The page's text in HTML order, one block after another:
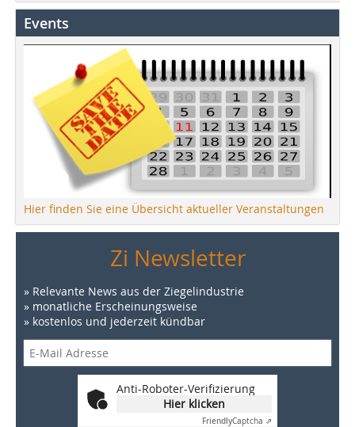
Events
Hier finden Sie eine Übersicht aktueller Veranstaltungen
Zi Newsletter
» Relevante News aus der Ziegelindustrie
» monatliche Erscheinungsweise
» kostenlos und jederzeit kündbar
Anti-Roboter-Verifizierung
Hier klicken
FriendlyCaptcha ⇗